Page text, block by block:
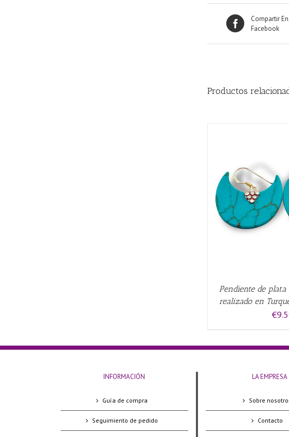
Compartir En
Facebook
Productos
Pendiente de
realizado en
€
AÑADIR AL
INFORMACIÓN
Guía de compra
Seguimiento de pedido
LA EMPRESA
Sobre
Contacto